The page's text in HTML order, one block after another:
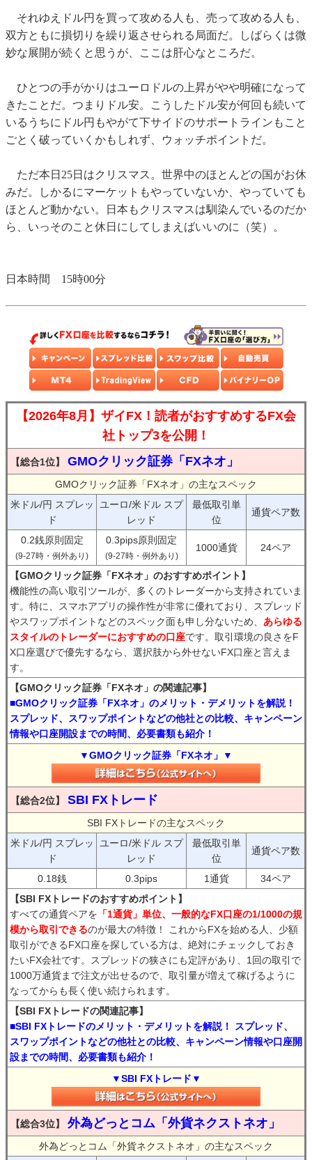
それゆえドル円を買って攻める人も、売って攻める人も、
双方ともに損切りを繰り返させられる局面だ。しばらくは微
妙な展開が続くと思うが、ここは肝心なところだ。
ひとつの手がかりはユーロドルの上昇がやや明確になって
きたことだ。つまりドル安。こうしたドル安が何回も続いて
いるうちにドル円もやがて下サイドのサポートラインもこと
ごとく破っていくかもしれず、ウォッチポイントだ。
ただ本日25日はクリスマス。世界中のほとんどの国がお休
みだ。しかるにマーケットもやっていないか、やっていても
ほとんど動かない。日本もクリスマスは馴染んでいるのだか
ら、いっそのこと休日にしてしまえばいいのに（笑）。
日本時間 15時00分
【2026年8月】ザイFX！読者がおすすめするFX会
社トップ3を公開！
【総合1位】 GMOクリック証券「FXネオ」
GMOクリック証券「FXネオ」の主なスペック
米ドル/円 スプレッ
ド
ユーロ/米ドル スプ
レッド
最低取引単
位
通貨ペア数
0.2銭原則固定
(9-27時・例外あり)
0.3pips原則固定
(9-27時・例外あり)
1000通貨 24ペア
【GMOクリック証券「FXネオ」のおすすめポイント】
機能性の高い取引ツールが、多くのトレーダーから支持されていま
す。特に、スマホアプリの操作性が非常に優れており、スプレッド
やスワップポイントなどのスペック面も申し分ないため、 あらゆる
スタイルのトレーダーにおすすめの口座です。取引環境の良さをF
X口座選びで優先するなら、選択肢から外せないFX口座と言えま
す。
【GMOクリック証券「FXネオ」の関連記事】
■GMOクリック証券「FXネオ」のメリット・デメリットを解説！
スプレッド、スワップポイントなどの他社との比較、キャンペーン
情報や口座開設までの時間、必要書類も紹介！
▼GMOクリック証券「FXネオ」▼
【総合2位】 SBI FXトレード
SBI FXトレードの主なスペック
米ドル/円 スプレッ
ド
ユーロ/米ドル スプ
レッド
最低取引単
位
通貨ペア数
0.18銭 0.3pips 1通貨
34ペア
【SBI FXトレードのおすすめポイント】
すべての通貨ペアを 「1通貨」単位、一般的なFX口座の1/1000の規
模から取引できるのが最大の特徴！ これからFXを始める人、少額
取引ができるFX口座を探している方は、絶対にチェックしておき
たいFX会社です。スプレッドの狭さにも定評があり、1回の取引で
1000万通貨まで注文が出せるので、取引量が増えて稼げるように
なってからも長く使い続けられます。
【SBI FXトレードの関連記事】
■SBI FXトレードのメリット・デメリットを解説！ スプレッド、
スワップポイントなどの他社との比較、キャンペーン情報や口座開
設までの時間、必要書類も紹介！
▼SBI FXトレード▼
【総合3位】 外為どっとコム「外貨ネクストネオ」
外為どっとコム「外貨ネクストネオ」の主なスペック